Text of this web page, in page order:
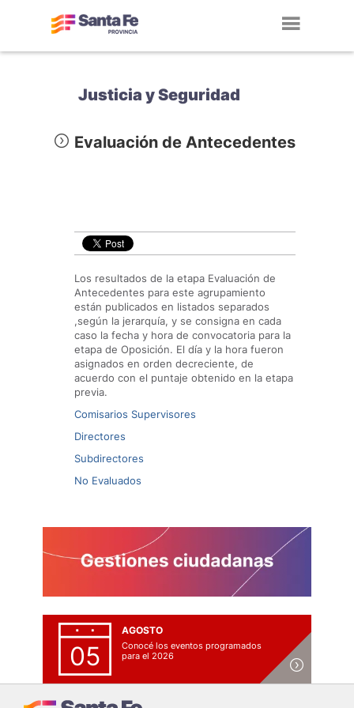
Justicia y Seguridad
Evaluación de Antecedentes
Los resultados de la etapa Evaluación de
Antecedentes para este agrupamiento
están publicados en listados separados
,según la jerarquía, y se consigna en cada
caso la fecha y hora de convocatoria para la
etapa de Oposición. El día y la hora fueron
asignados en orden decreciente, de
acuerdo con el puntaje obtenido en la etapa
previa.
Comisarios Supervisores
Directores
Subdirectores
No Evaluados
05
AGOSTO
Conocé los eventos programados
para el 2026